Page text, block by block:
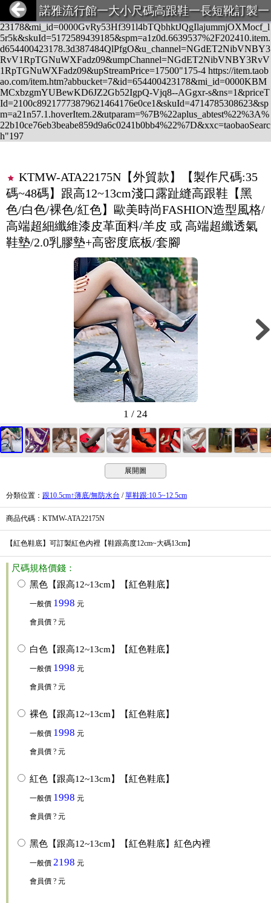
https://item.taobao.com/item.htm?fpChannel=123&fpChannelSig=a8d
dc96eb6472afc1c943096c2ece73c6c770ba4&from=cart&id=6544004
23178&mi_id=0000GvRy53Hf391l4bTQbhktJQgIlajummjOXMocf_l
5r5k&skuId=5172589439185&spm=a1z0d.6639537%2F202410.item.
d654400423178.3d387484QlPfgO&u_channel=NGdET2NibVNBY3
RvV1RpTGNuWXFadz09&umpChannel=NGdET2NibVNBY3RvV
1RpTGNuWXFadz09&upStreamPrice=17500"175-4 https://item.taob
ao.com/item.htm?abbucket=7&id=654400423178&mi_id=0000KBM
MCxbzgmYUBewKD6JZ2Gb52IgpQ-Vjq8--AGgxr-s&ns=1&priceT
Id=2100c89217773879621464176e0ce1&skuId=4714785308623&sp
m=a21n57.1.hoverItem.2&utparam=%7B%22aplus_abtest%22%3A%
22b10ce76eb3beabe859d9a6c0241b0bb4%22%7D&xxc=taobaoSearc
h"197
諾雅流行館一大小尺碼高跟鞋一長短靴訂製一
超大碼服飾一義乳一馬甲束身衣
KTMW-ATA22175N【外貿款】【製作尺碼:35
碼~48碼】跟高12~13cm淺口露趾縫高跟鞋【黑
色/白色/裸色/紅色】歐美時尚FASHION造型風格/
高端超細纖維漆皮革面料/羊皮 或 高端超纖透氣
鞋墊/2.0乳膠墊+高密度底板/套腳
1 / 24
展開圖
分類位置 ： 跟10.5cm↑薄底/無防水台 /單鞋跟:10.5~12.5cm
商品代碼 ：KTMW-ATA22175N
【紅色鞋底】可訂製紅色內裡【鞋跟高度12cm~大碼13cm】
尺碼規格價錢：
黑色【跟高12~13cm】【紅色鞋底】
一般價 1998 元
會員價 ? 元
白色【跟高12~13cm】【紅色鞋底】
一般價 1998 元
會員價 ? 元
裸色【跟高12~13cm】【紅色鞋底】
一般價 1998 元
會員價 ? 元
紅色【跟高12~13cm】【紅色鞋底】
一般價 1998 元
會員價 ? 元
黑色【跟高12~13cm】【紅色鞋底】紅色內裡
一般價 2198 元
會員價 ? 元